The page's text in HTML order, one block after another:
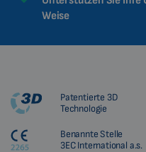
Weise
Patentierte 3D
Technologie
Benannte Stelle
3EC International a.s.